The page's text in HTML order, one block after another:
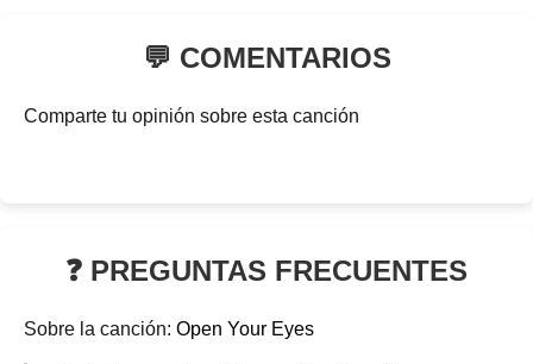
💬 COMENTARIOS
Comparte tu opinión sobre esta canción
❓ PREGUNTAS FRECUENTES
Sobre la canción: Open Your Eyes